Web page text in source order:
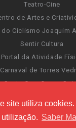
site utiliza cookies.
Saber
Teatro-Cine
de Artes e
do Ciclismo Joaquim
Sentir Cultura
Portal da Atividade
Carnaval de Torres
Santa Cruz Ocean